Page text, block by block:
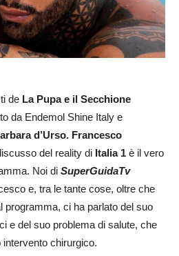
de La Pupa e il Secchione
da Endemol Shine Italy e
d’Urso. Francesco
del reality di Italia 1 è il vero
Noi di SuperGuidaTv
e, tra le tante cose, oltre che
programma, ci ha parlato del suo
e del suo problema di salute, che
intervento chirurgico.